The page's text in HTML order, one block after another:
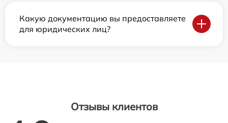
Какую документацию вы предоставляете
для юридических лиц?
Отзывы клиентов